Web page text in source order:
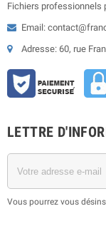
Fichiers professionnels
Email:
Adresse: 60, rue
LETTRE
Vous pourrez vous